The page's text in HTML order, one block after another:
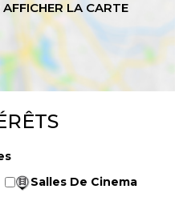
Salles De Cinema